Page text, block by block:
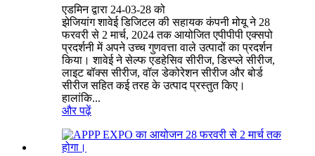
एडमिन द्वारा 24-03-28 को
झेजियांग शावेई डिजिटल की सहायक कंपनी मोयू ने 28
फरवरी से 2 मार्च, 2024 तक आयोजित एपीपीपी एक्सपो
प्रदर्शनी में अपने उच्च गुणवत्ता वाले उत्पादों का प्रदर्शन
किया। शावेई ने सेल्फ एडहेसिव सीरीज, डिस्प्ले सीरीज,
लाइट बॉक्स सीरीज, वॉल डेकोरेशन सीरीज और बोर्ड
सीरीज सहित कई तरह के उत्पाद प्रस्तुत किए।
हालांकि...
और पढ़ें